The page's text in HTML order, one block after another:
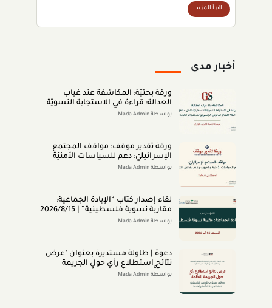
اقرأ المزيد
أخبار مدى
ورقة بحثيّة: المكاشفة عند غياب
العدالة: قراءة في الاستجابة النسويّة
بواسطة Mada Admin
ورقة تقدير موقف: مواقف المجتمع
الإسرائيليّ: دعم للسياسات الأمنيّة
والحروب وعدم رضا عن النتائج (تمّوز
بواسطة Mada Admin
لقاء إصدار كتاب “اﻹﺑﺎدةّ اﻟﺠﻤﺎﻋﻴﺔ:
ﻣﻘﺎرﺑﺔ ﻧﺴﻮﻳﺔ ﻓﻠﺴﻄﻴﻨﻴﺔ” | 2026/8/15
|بواسطة Mada Admin
دعوة | طاولة مستديرة بعنوان "عرض
نتائج استطلاع رأي حول الجريمة
المنظَّمة- مواقف وتصوُّرات المجتمع
بواسطة Mada Admin